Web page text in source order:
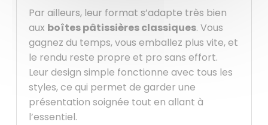
Par ailleurs, leur format s’adapte très bien
aux boîtes pâtissières classiques. Vous
gagnez du temps, vous emballez plus vite, et
le rendu reste propre et pro sans effort.
Leur design simple fonctionne avec tous les
styles, ce qui permet de garder une
présentation soignée tout en allant à
l’essentiel.